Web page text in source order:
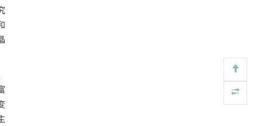
基于结构解析与催化机制的混杂酯酶工程改造